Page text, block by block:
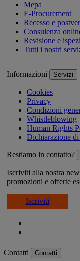
Mepa
E-Procurement
Recesso e
Consulenza
Revisione e
Tutti i nostri
Informazioni Servizi
Cookies
Privacy
Condizioni
Whistleblowing
Human Rights
Dichiarazione di
Restiamo in contatto?
Iscriviti alla nostra
promozioni e offerte
Iscriviti
Contatti Contatti